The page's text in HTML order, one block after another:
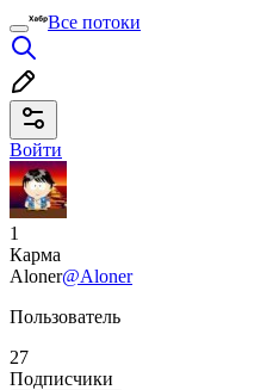
Все потоки
Войти
1
Карма
Aloner@Aloner
Пользователь
27
Подписчики